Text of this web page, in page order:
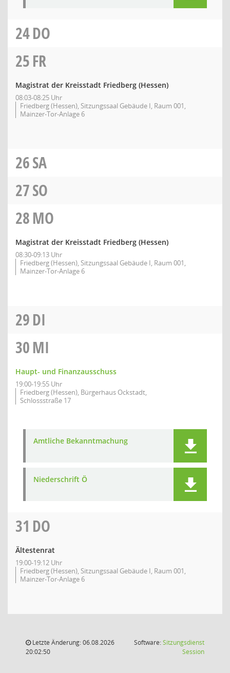
24DO
25FR
Magistrat der Kreisstadt Friedberg (Hessen)
08:03-08:25 Uhr
Friedberg (Hessen), Sitzungssaal Gebäude I, Raum 001,
Mainzer-Tor-Anlage 6
26SA
27SO
28MO
Magistrat der Kreisstadt Friedberg (Hessen)
08:30-09:13 Uhr
Friedberg (Hessen), Sitzungssaal Gebäude I, Raum 001,
Mainzer-Tor-Anlage 6
29DI
30MI
Haupt- und Finanzausschuss
19:00-19:55 Uhr
Friedberg (Hessen), Bürgerhaus Ockstadt,
Schlossstraße 17
Amtliche Bekanntmachung
Niederschrift Ö
31 DO
Ältestenrat
19:00-19:12 Uhr
Friedberg (Hessen), Sitzungssaal Gebäude I, Raum 001,
Mainzer-Tor-Anlage 6
Letzte Änderung: 06.08.2026
20:02:50
Software:Sitzungsdienst
Session(Wird in